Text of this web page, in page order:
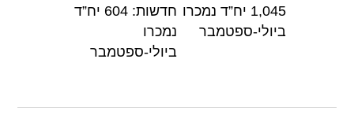
1,045 יח”ד נמכרו
ביולי-ספטמבר
חדשות: 604 יח”ד
נמכרו
ביולי-ספטמבר